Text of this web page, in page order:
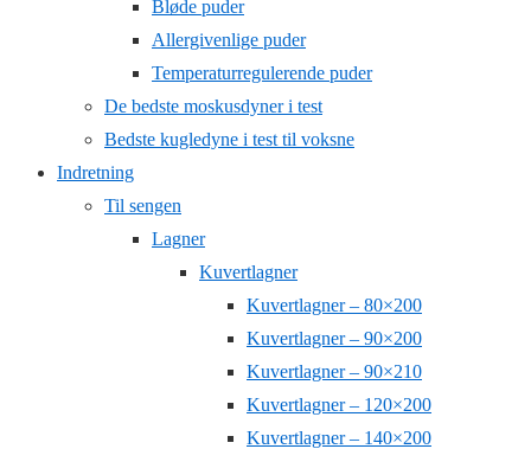
Bløde puder
Allergivenlige puder
Temperaturregulerende puder
De bedste moskusdyner i test
Bedste kugledyne i test til voksne
Indretning
Til sengen
Lagner
Kuvertlagner
Kuvertlagner – 80×200
Kuvertlagner – 90×200
Kuvertlagner – 90×210
Kuvertlagner – 120×200
Kuvertlagner – 140×200